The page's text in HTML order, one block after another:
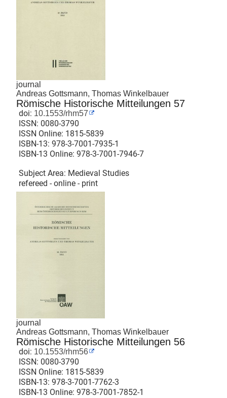
journal
Andreas Gottsmann, Thomas Winkelbauer
Römische Historische Mitteilungen 57
doi: 10.1553/rhm57
ISSN: 0080-3790
ISSN Online: 1815-5839
ISBN-13: 978-3-7001-7935-1
ISBN-13 Online: 978-3-7001-7946-7
Subject Area: Medieval Studies
refereed - online - print
journal
Andreas Gottsmann, Thomas Winkelbauer
Römische Historische Mitteilungen 56
doi: 10.1553/rhm56
ISSN: 0080-3790
ISSN Online: 1815-5839
ISBN-13: 978-3-7001-7762-3
ISBN-13 Online: 978-3-7001-7852-1